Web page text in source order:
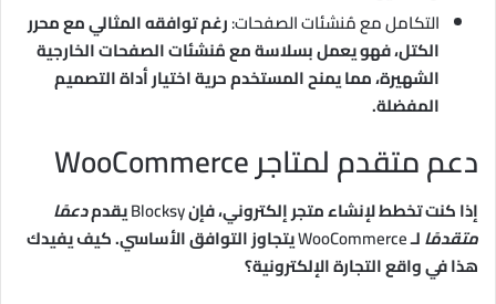
التكامل مع مُنشئات الصفحات:رغم توافقه المثالي مع محرر
الكتل، فهو يعمل بسلاسة مع مُنشئات الصفحات الخارجية
الشهيرة، مما يمنح المستخدم حرية اختيار أداة التصميم
المفضلة.
دعم متقدم لمتاجر WooCommerce
إذا كنت تخطط لإنشاء متجر إلكتروني، فإنBlocksyيقدمدعمًا
متقدمًالـWooCommerceيتجاوز التوافق الأساسي. كيف يفيدك
هذا في واقع التجارة الإلكترونية؟